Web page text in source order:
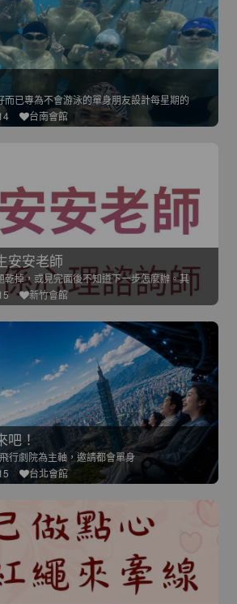
而已專為不會游泳的單身朋友設計每星期的
台南會館
安安老師
乾掉，或見完面後不知道下一步怎麼辦。其
新竹會館
吧！
行劇院為主軸，邀請都會單身
台北會館